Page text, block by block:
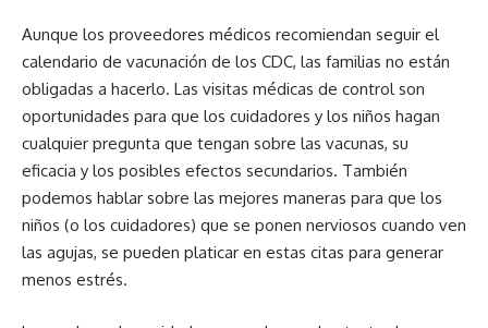
Aunque los proveedores médicos recomiendan seguir el
calendario de vacunación de los CDC, las familias no están
obligadas a hacerlo. Las visitas médicas de control son
oportunidades para que los cuidadores y los niños hagan
cualquier pregunta que tengan sobre las vacunas, su
eficacia y los posibles efectos secundarios. También
podemos hablar sobre las mejores maneras para que los
niños (o los cuidadores) que se ponen nerviosos cuando ven
las agujas, se pueden platicar en estas citas para generar
menos estrés.